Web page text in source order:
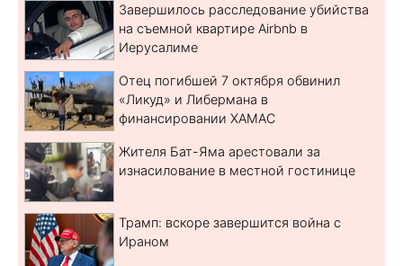
Завершилось расследование убийства
на съемной квартире Airbnb в
Иерусалиме
Отец погибшей 7 октября обвинил
«Ликуд» и Либермана в
финансировании ХАМАС
Жителя Бат-Яма арестовали за
изнасилование в местной гостинице
Трамп: вскоре завершится война с
Ираном